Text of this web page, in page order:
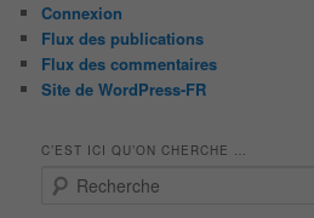
Connexion
Flux des publications
Flux des commentaires
Site de WordPress-FR
C’EST ICI QU’ON CHERCHE …